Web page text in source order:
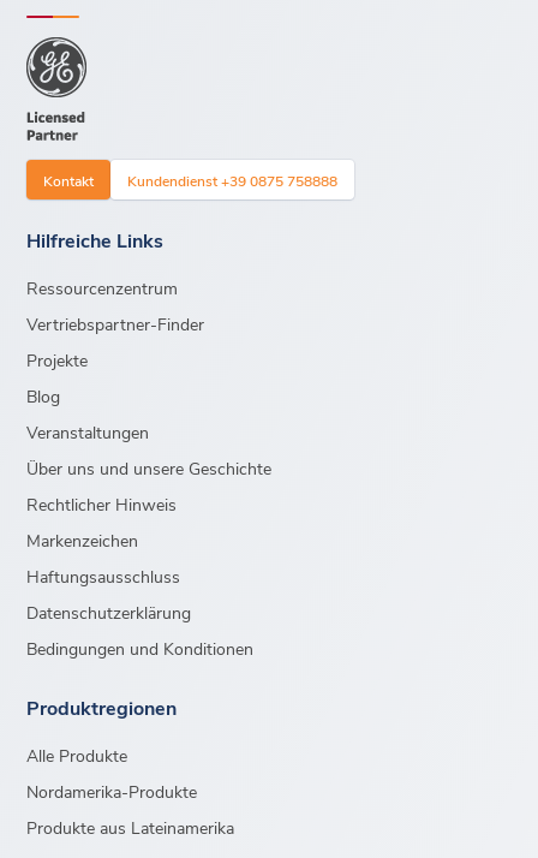
Kontakt Kundendienst +39 0875 758888
Hilfreiche Links
Ressourcenzentrum
Vertriebspartner-Finder
Projekte
Blog
Veranstaltungen
Über uns und unsere Geschichte
Rechtlicher Hinweis
Markenzeichen
Haftungsausschluss
Datenschutzerklärung
Bedingungen und Konditionen
Produktregionen
Alle Produkte
Nordamerika-Produkte
Produkte aus Lateinamerika